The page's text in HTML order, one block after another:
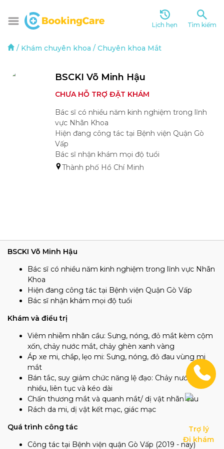
Lịch hẹn Tìm kiếm
/ Khám chuyên khoa / Chuyên khoa Mắt
BSCKI Võ Minh Hậu
CHƯA HỖ TRỢ ĐẶT KHÁM
Bác sĩ có nhiều năm kinh nghiệm trong lĩnh
vực Nhãn Khoa
Hiện đang công tác tại Bệnh viện Quận Gò
Vấp
Bác sĩ nhận khám mọi độ tuổi
Thành phố Hồ Chí Minh
BSCKI Võ Minh Hậu
Bác sĩ có nhiều năm kinh nghiệm trong lĩnh vực Nhãn
Khoa
Hiện đang công tác tại Bệnh viện Quận Gò Vấp
Bác sĩ nhận khám mọi độ tuổi
Khám và điều trị
Viêm nhiễm nhãn cầu: Sưng, nóng, đỏ mắt kèm cộm
xốn, chảy nước mắt, chảy ghèn xanh vàng
Áp xe mi, chắp, lẹo mi: Sưng, nóng, đỏ đau vùng mi
mắt
Bán tắc, suy giảm chức năng lệ đạo: Chảy nước mắt
nhiều, liên tục và kéo dài
Chấn thương mắt và quanh mắt/ dị vật nhãn cầu
Rách da mi, dị vật kết mạc, giác mạc
Quá trình công tác
Công tác tại Bệnh viện quận Gò Vấp (2019 - nay)
Trợ lý
Đi khám